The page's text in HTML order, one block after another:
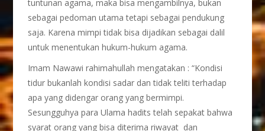
tuntunan agama, maka bisa mengambilnya, bukan
sebagai pedoman utama tetapi sebagai pendukung
saja. Karena mimpi tidak bisa dijadikan sebagai dalil
untuk menentukan hukum-hukum agama.
Imam Nawawi rahimahullah mengatakan : “Kondisi
tidur bukanlah kondisi sadar dan tidak teliti terhadap
apa yang didengar orang yang bermimpi.
Sesungguhya para Ulama hadits telah sepakat bahwa
syarat orang yang bisa diterima riwayat dan